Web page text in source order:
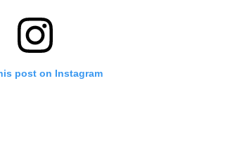
post on Instagram